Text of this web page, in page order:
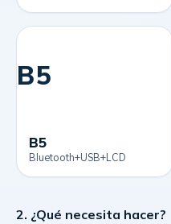
B5
B5
Bluetooth+USB+LCD
2. ¿Qué necesita hacer?